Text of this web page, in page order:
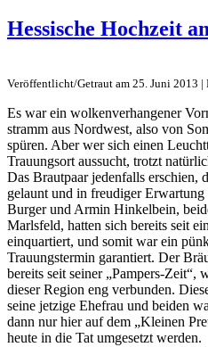
Hessische Hochzeit
Veröffentlicht/Getraut am 25. Juni 2013 |
Es war ein wolkenverhangener
stramm aus Nordwest, also von
spüren. Aber wer sich einen
Trauungsort aussucht, trotzt
Das Brautpaar jedenfalls erschien,
gelaunt und in freudiger
Burger und Armin Hinkelbein,
Marlsfeld, hatten sich bereits seit
einquartiert, und somit war ein
Trauungstermin garantiert. Der
bereits seit seiner „Pampers-Zeit“,
dieser Region eng verbunden.
seine jetzige Ehefrau und beiden
dann nur hier auf dem „Kleinen
heute in die Tat umgesetzt werden.